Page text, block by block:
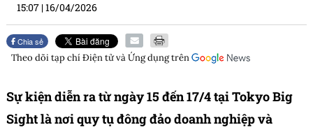
15:07 |16/04/2026
Chia sẻ
Theo dõi tạp chíĐiện tử và Ứng dụngtrên
Sự kiện diễn ra từ ngày 15 đến 17/4 tại Tokyo Big
Sight là nơi quy tụ đông đảo doanh nghiệp và